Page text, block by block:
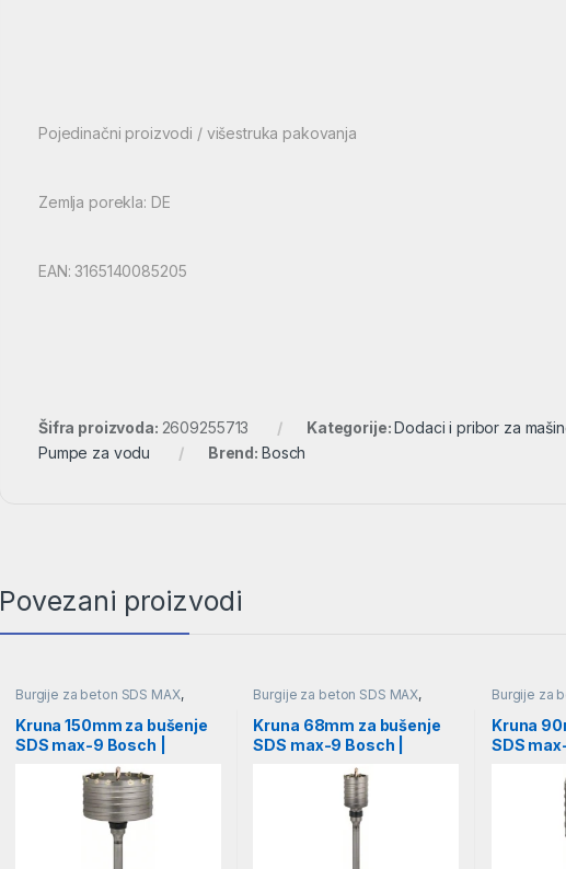
Pojedinačni proizvodi / višestruka pakovanja
Zemlja porekla: DE
EAN: 3165140085205
Šifra proizvoda: 2609255713 Kategorije:Dodaci i pribor za
Pumpe za vodu
Brend: Bosch
Povezani proizvodi
Burgije za beton SDS MAX,
Burgije za zidove i beton
Burgije
Kruna 150mm za bušenje
SDS max-9 Bosch |
Burgije za beton SDS MAX,
Burgije za zidove i beton
Burgije
Kruna 68mm za bušenje
SDS max-9 Bosch |
Burgije za
Burgije za
Burgije
Kruna
SDS